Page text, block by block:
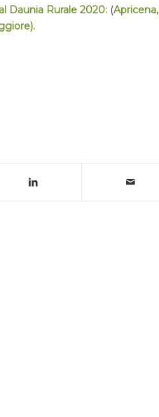
Daunia Rurale 2020: (Apricena,